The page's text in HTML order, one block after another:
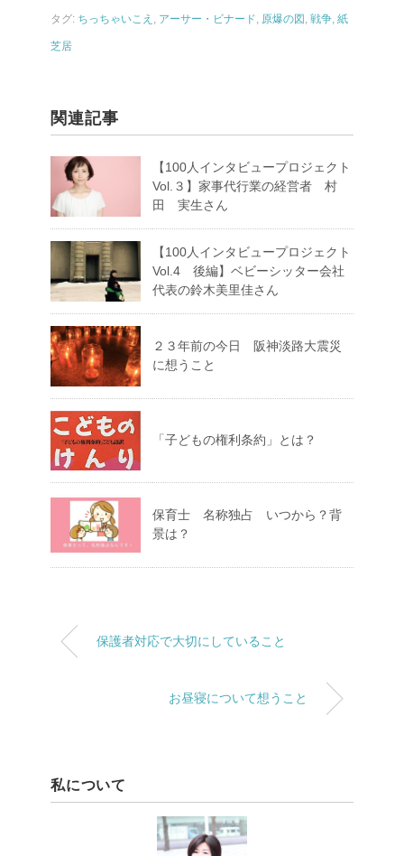
タグ: ちっちゃいこえ , アーサー・ビナード, 原爆の図 , 戦争, 紙
芝居
関連記事
【100人インタビュープロジェクト
Vol.３】家事代行業の経営者 村
田 実生さん
【100人インタビュープロジェクト
Vol.4 後編】ベビーシッター会社
代表の鈴木美里佳さん
２３年前の今日 阪神淡路大震災
に想うこと
「子どもの権利条約」とは？
保育士 名称独占 いつから？背
景は？
保護者対応で大切にしていること
お昼寝について想うこと
私について